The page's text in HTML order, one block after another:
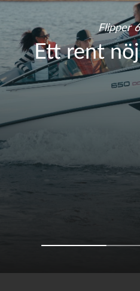
Flipper
Ett rent
Flipper
Ett rent